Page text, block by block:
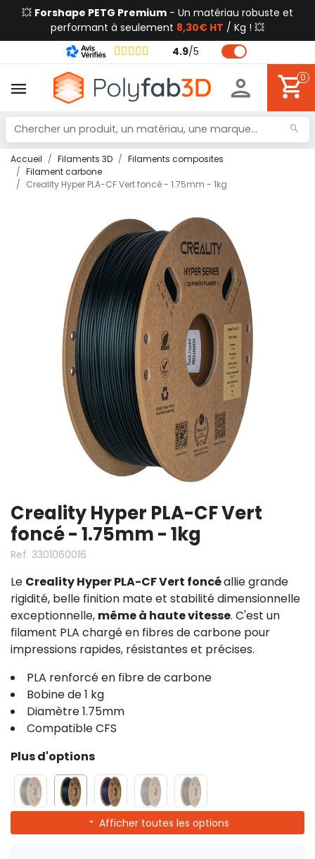
💥 Forshape PETG Premium - Un matériau robuste et
performant à seulement 8,30€ HT / Kg ! 💥
4.9/5
0
Accueil Filaments 3D
Filaments composites
Filament carbone
Creality Hyper PLA-CF Vert foncé - 1.75mm - 1kg
Creality Hyper PLA-CF Vert
foncé - 1.75mm - 1kg
Ref. 3301060016
Le Creality Hyper PLA-CF Vert foncéallie grande
rigidité, belle finition mate et stabilité dimensionnelle
exceptionnelle, même à haute vitesse. C'est un
filament PLA chargé en fibres de carbone pour
impressions rapides, résistantes et précises.
PLA renforcé en fibre de carbone
Bobine de 1 kg
Diamètre 1.75mm
Compatible CFS
Plus d'options
Afficher toutes les options